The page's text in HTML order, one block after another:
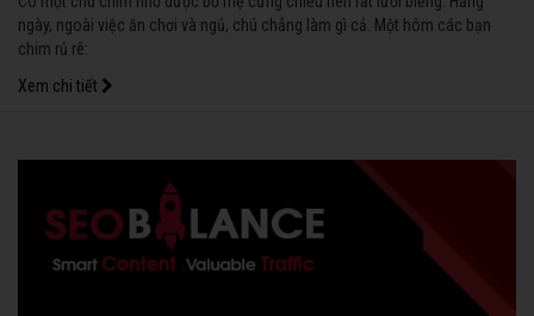
ngày, ngoài việc ăn chơi và ngủ, chú chẳng làm gì cả. Một hôm các bạn
chim rủ rê:
Xem chi tiết